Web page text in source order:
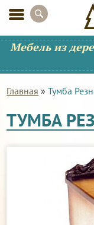
Мебель из
Главная »Тумба
ТУМБА